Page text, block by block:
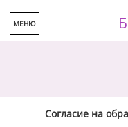
МЕНЮ
Согласие на